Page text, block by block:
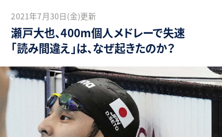
2021年7月30日(金)更新
瀬戸大也、400m個人メドレーで失速
「読み間違え」は、なぜ起きたのか？